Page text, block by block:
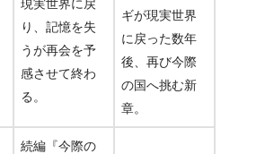
現実世界に戻
り、記憶を失
うが再会を予
感させて終わ
る 。
ギが現実世界
に戻った数年
後、再び今際
の国へ挑む新
章。
続編『今際の